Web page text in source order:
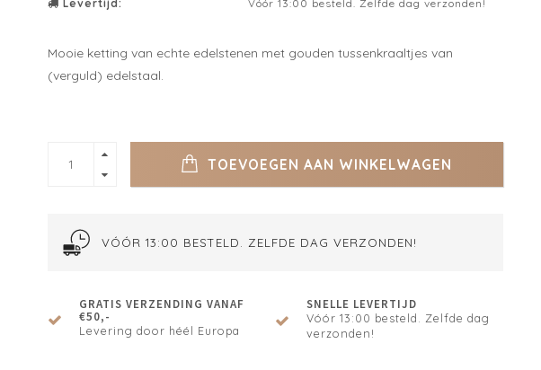
Levertijd:
Vóór 13:00 besteld. Zelfde dag verzonden!
Mooie ketting van echte edelstenen met gouden tussenkraaltjes van
(verguld) edelstaal.
TOEVOEGEN AAN WINKELWAGEN
VÓÓR 13:00 BESTELD. ZELFDE DAG VERZONDEN!
GRATIS VERZENDING VANAF
€50,-
Levering door héél Europa
SNELLE LEVERTIJD
Vóór 13:00 besteld. Zelfde dag
verzonden!